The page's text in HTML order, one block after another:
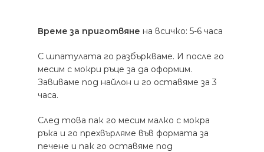
Време за приготвяне на всичко: 5-6 часа
С шпатулата го разбъркваме. И после го
месим с мокри ръце за да оформим.
Завиваме под найлон и го оставяме за 3
часа.
След това пак го месим малко с мокра
ръка и го прехвърляме във формата за
печене и пак го оставяме под